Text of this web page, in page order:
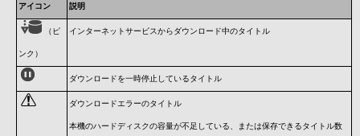
アイコン 説明
（ピ
ンク）
インターネットサービスからダウンロード中のタイトル
ダウンロードを一時停止しているタイトル
ダウンロードエラーのタイトル
本機のハードディスクの容量が不足している、または保存できるタイトル数